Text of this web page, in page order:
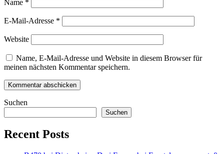
Name *
E-Mail-Adresse *
Website
Name, E-Mail-Adresse und Website in diesem Browser für
meinen nächsten Kommentar speichern.
Suchen
Suchen
Recent Posts